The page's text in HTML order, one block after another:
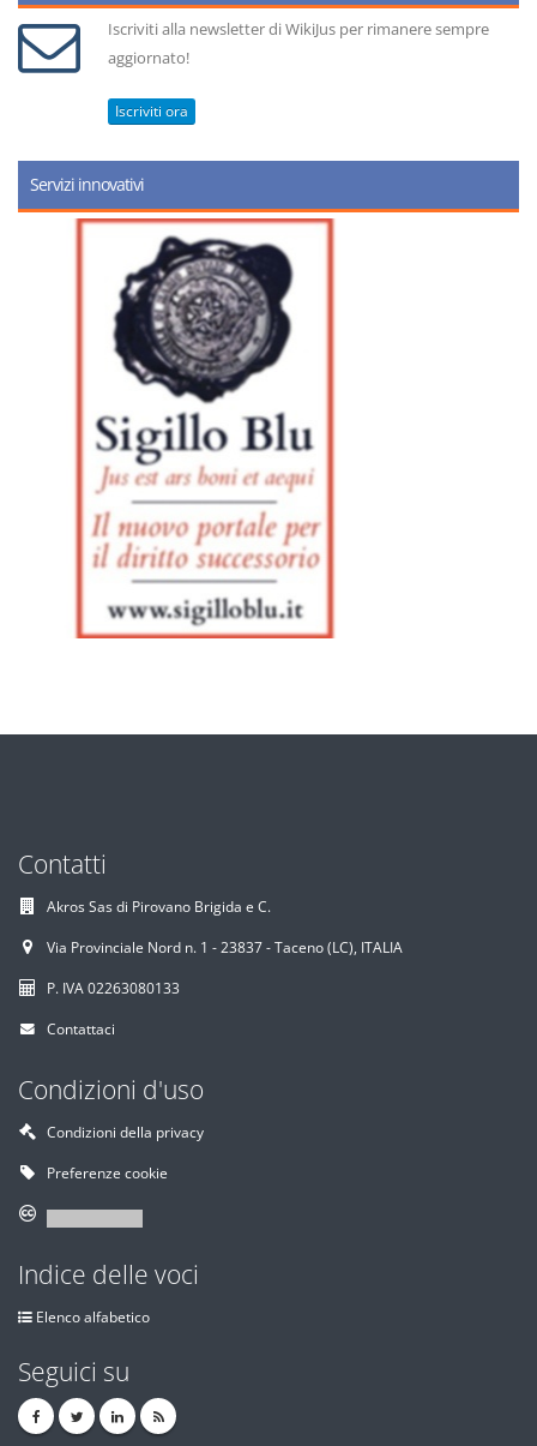
Iscriviti alla newsletter di WikiJus per rimanere sempre
aggiornato!
Iscriviti ora
Servizi innovativi
Contatti
Akros Sas di Pirovano Brigida e C.
Via Provinciale Nord n. 1 - 23837 - Taceno (LC), ITALIA
P. IVA 02263080133
Contattaci
Condizioni d'uso
Condizioni della privacy
Preferenze cookie
Indice delle voci
Elenco alfabetico
Seguici su